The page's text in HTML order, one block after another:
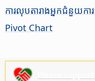
ការ​លុប​តារាង​អ្នក​ជំនួយ​កា
Pivot Chart